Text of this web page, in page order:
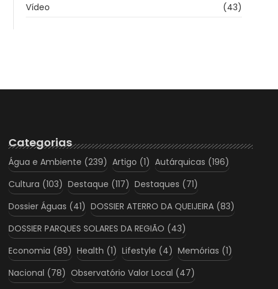
Vídeo
(43)
Categorias
Água e Ambiente (239) Artigo (1) Autárquicas (196)
Cultura (103) Destaque (117) Destaques (71)
Dossier Águas (41) DOSSIER ATERRO DA QUEIJEIRA (83)
DOSSIER PARQUES SOLARES DA REGIÃO (43)
Economia (89) Health (1) Lifestyle (4) Memórias (1)
Nacional (78) Observatório Valor Local (47)